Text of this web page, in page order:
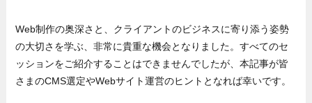
Web制作の奥深さと、クライアントのビジネスに寄り添う姿勢
の大切さを学ぶ、非常に貴重な機会となりました。すべてのセ
ッションをご紹介することはできませんでしたが、本記事が皆
さまのCMS選定やWebサイト運営のヒントとなれば幸いです。